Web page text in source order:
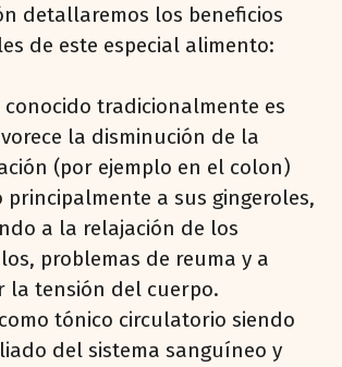
detallaremos los beneficios
de este especial alimento:
conocido tradicionalmente es
la disminución de la
(por ejemplo en el colon)
principalmente a sus gingeroles,
a la relajación de los
problemas de reuma y a
la tensión del cuerpo.
tónico circulatorio siendo
del sistema sanguíneo y